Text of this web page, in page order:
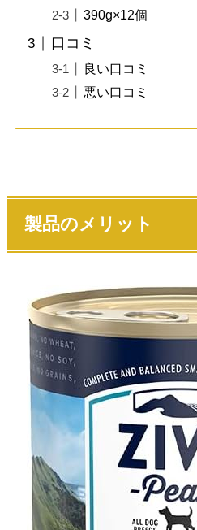
390g×12個
口コミ
良い口コミ
悪い口コミ
製品のメリット